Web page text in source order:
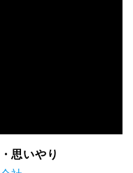
思いやり